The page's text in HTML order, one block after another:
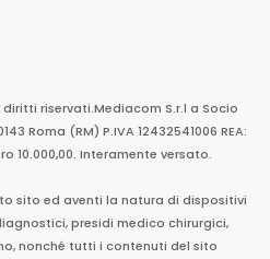
riservati.Mediacom S.r.l a Socio
Roma (RM) P.IVA 12432541006 REA:
10.000,00. Interamente versato.
sito ed aventi la natura di dispositivi
presidi medico chirurgici,
nonché tutti i contenuti del sito